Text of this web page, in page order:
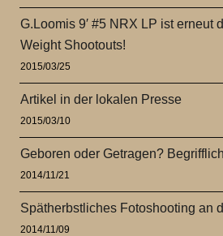
G.Loomis 9′ #5 NRX LP ist erneut
Weight Shootouts!
2015/03/25
Artikel in der lokalen Presse
2015/03/10
Geboren oder Getragen?
2014/11/21
Spätherbstliches Fotoshooting an
2014/11/09